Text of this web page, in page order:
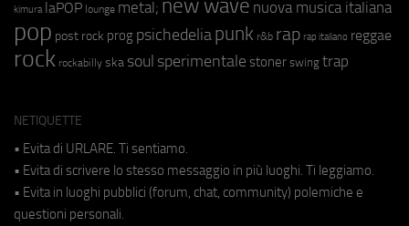
kimura laPOP lounge metal; new wave nuova musica italiana
pop post rock prog psichedeliapunk r&b rap rap italiano reggae
rock rockabilly ska soul sperimentale stoner swing trap
NETIQUETTE
• Evita di URLARE. Ti sentiamo.
• Evita di scrivere lo stesso messaggio in più luoghi. Ti leggiamo.
• Evita in luoghi pubblici (forum, chat, community) polemiche e
questioni personali.